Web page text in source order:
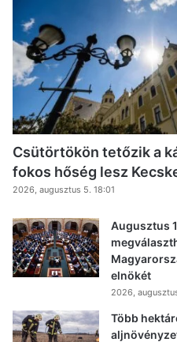
Csütörtökön tetőzik a
fokos hőség lesz
2026, augusztus 5. 18:01
Augusztus
elnökét
2026,
Több